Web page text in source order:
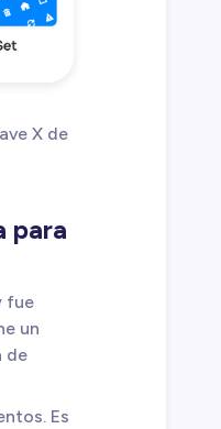
X de
para
fue
un
de
Es